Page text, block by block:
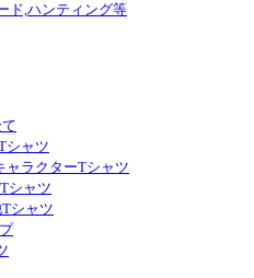
ド,ハンティング等
シャツ
ャラクターTシャツ
シャツ
シャツ